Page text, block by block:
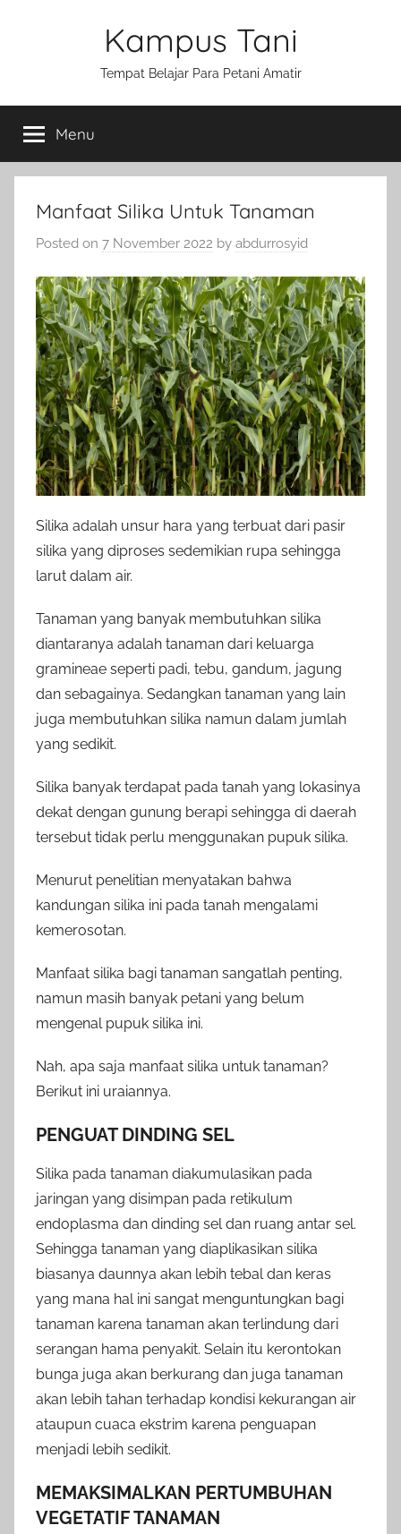
Kampus Tani
Tempat Belajar Para Petani Amatir
Menu
Manfaat Silika Untuk Tanaman
Posted on 7 November 2022 by abdurrosyid
Silika adalah unsur hara yang terbuat dari pasir
silika yang diproses sedemikian rupa sehingga
larut dalam air.
Tanaman yang banyak membutuhkan silika
diantaranya adalah tanaman dari keluarga
gramineae seperti padi, tebu, gandum, jagung
dan sebagainya. Sedangkan tanaman yang lain
juga membutuhkan silika namun dalam jumlah
yang sedikit.
Silika banyak terdapat pada tanah yang lokasinya
dekat dengan gunung berapi sehingga di daerah
tersebut tidak perlu menggunakan pupuk silika.
Menurut penelitian menyatakan bahwa
kandungan silika ini pada tanah mengalami
kemerosotan.
Manfaat silika bagi tanaman sangatlah penting,
namun masih banyak petani yang belum
mengenal pupuk silika ini.
Nah, apa saja manfaat silika untuk tanaman?
Berikut ini uraiannya.
PENGUAT DINDING SEL
Silika pada tanaman diakumulasikan pada
jaringan yang disimpan pada retikulum
endoplasma dan dinding sel dan ruang antar sel.
Sehingga tanaman yang diaplikasikan silika
biasanya daunnya akan lebih tebal dan keras
yang mana hal ini sangat menguntungkan bagi
tanaman karena tanaman akan terlindung dari
serangan hama penyakit. Selain itu kerontokan
bunga juga akan berkurang dan juga tanaman
akan lebih tahan terhadap kondisi kekurangan air
ataupun cuaca ekstrim karena penguapan
menjadi lebih sedikit.
MEMAKSIMALKAN PERTUMBUHAN
VEGETATIF TANAMAN